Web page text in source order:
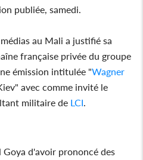
publiée, samedi.
au Mali a justifié sa
française privée du groupe
émission intitulée "Wagner
avec comme invité le
militaire de LCI.
d'avoir prononcé des